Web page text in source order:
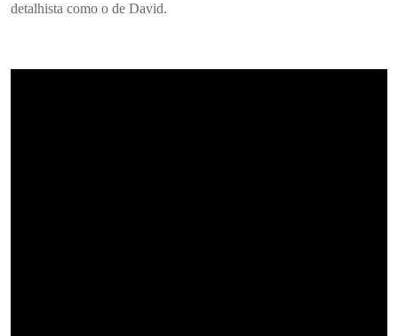
detalhista como o de David.